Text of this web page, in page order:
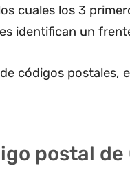
cuales los 3
identifican un
códigos postales,
postal